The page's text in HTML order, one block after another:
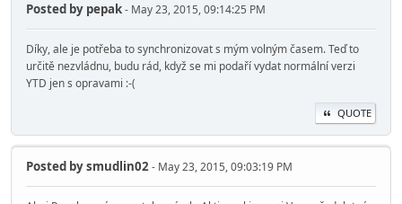
Posted by pepak- May 23, 2015, 09:14:25 PM
Díky, ale je potřeba to synchronizovat s mým volným časem. Teď to
určitě nezvládnu, budu rád, když se mi podaří vydat normální verzi
YTD jen s opravami :-(
QUOTE
Posted bysmudlin02- May 23, 2015, 09:03:19 PM